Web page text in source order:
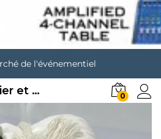
de l'événementiel
Ensemble collier et boucles d’oreilles 1 0